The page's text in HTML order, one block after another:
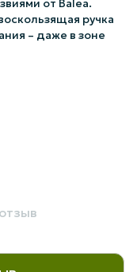
от Balea.
ручка
– даже в зоне